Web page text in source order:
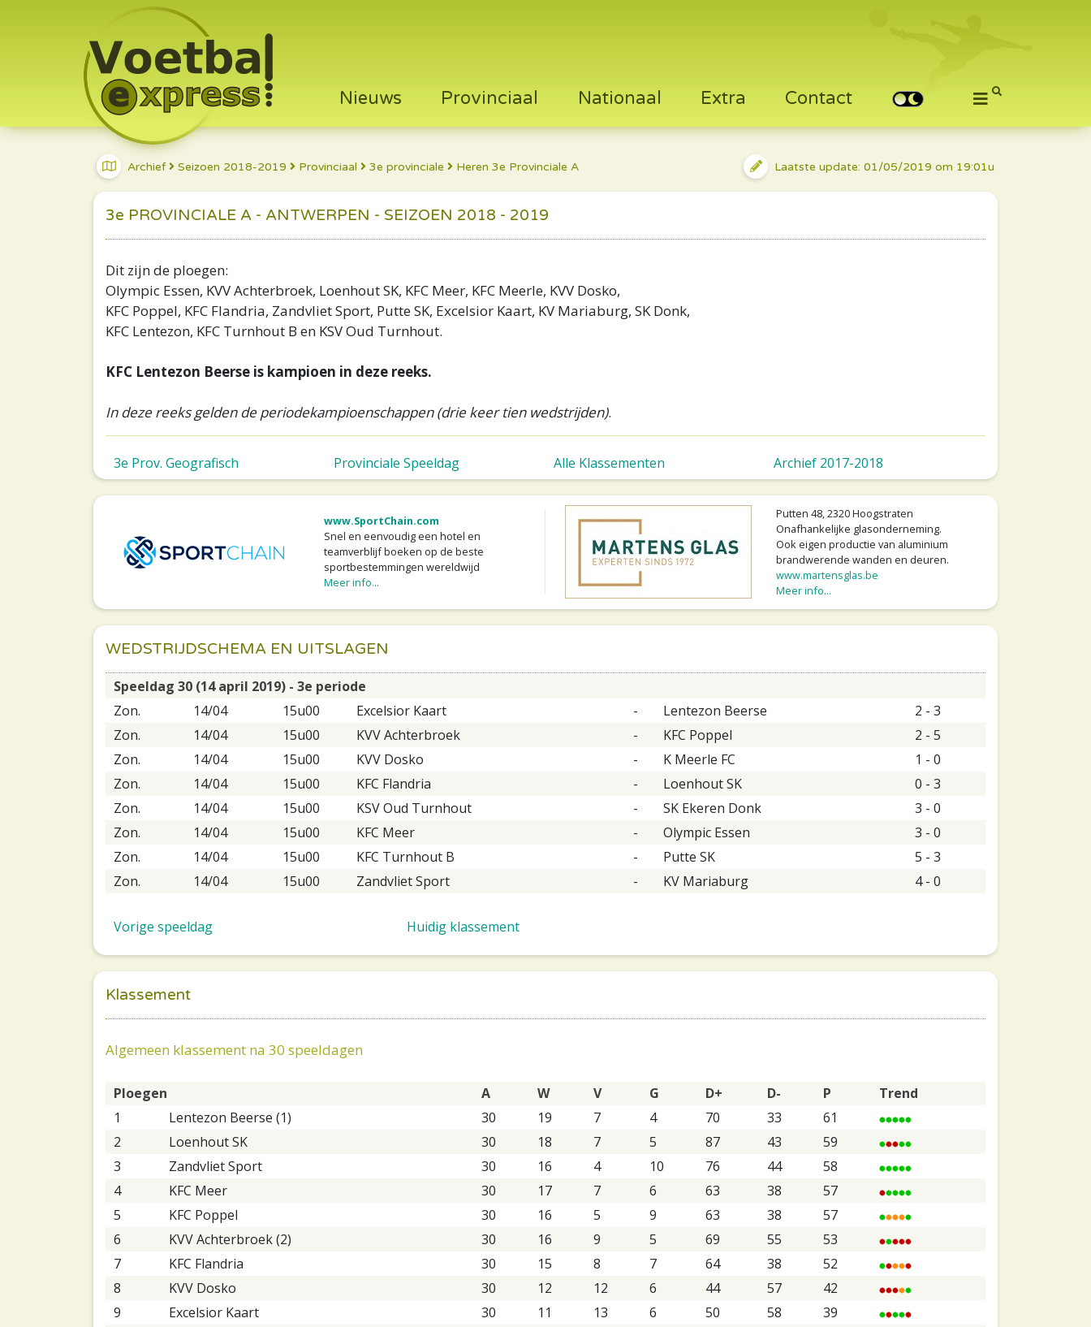
Nieuws Provinciaal Nationaal Extra Contact
Archief Seizoen 2018-2019 Provinciaal 3e provinciale Heren 3e Provinciale A Laatste update: 01/05/2019 om 19:01u
3e PROVINCIALE A - ANTWERPEN - SEIZOEN 2018 - 2019
Dit zijn de ploegen:
Olympic Essen, KVV Achterbroek, Loenhout SK, KFC Meer, KFC Meerle, KVV Dosko,
KFC Poppel, KFC Flandria, Zandvliet Sport, Putte SK, Excelsior Kaart, KV Mariaburg, SK Donk,
KFC Lentezon, KFC Turnhout B en KSV Oud Turnhout.
KFC Lentezon Beerse is kampioen in deze reeks.
In deze reeks gelden de periodekampioenschappen (drie keer tien wedstrijden).
3e Prov. Geografisch Provinciale Speeldag Alle Klassementen Archief 2017-2018
www.SportChain.com
Snel en eenvoudig een hotel en
teamverblijf boeken op de beste
sportbestemmingen wereldwijd
Meer info...
Putten 48, 2320 Hoogstraten
Onafhankelijke glasonderneming.
Ook eigen productie van aluminium
brandwerende wanden en deuren.
www.martensglas.be
Meer info...
WEDSTRIJDSCHEMA EN UITSLAGEN
Speeldag 30 (14 april 2019) - 3e periode
Zon.
14/04 15u00 Excelsior Kaart - Lentezon Beerse
2 - 3
Zon.
14/04 15u00 KVV Achterbroek - KFC Poppel
2 - 5
Zon.
14/04 15u00 KVV Dosko - K Meerle FC
1 - 0
Zon.
14/04 15u00 KFC Flandria - Loenhout SK
0 - 3
Zon.
14/04 15u00 KSV Oud Turnhout - SK Ekeren Donk
3 - 0
Zon.
14/04 15u00 KFC Meer - Olympic Essen
3 - 0
Zon.
14/04 15u00 KFC Turnhout B - Putte SK
5 - 3
Zon.
14/04 15u00 Zandvliet Sport - KV Mariaburg 4 - 0
Vorige speeldag Huidig klassement
Klassement
Algemeen klassement na 30 speeldagen
Ploegen A W V G D+ D- P
Trend
1
Lentezon Beerse (1) 30 19 7 4 70 33
61
2
Loenhout SK 30 18 7 5 87 43
59
3
Zandvliet Sport 30 16 4 10 76 44
58
4
KFC Meer 30 17 7 6 63 38
57
5
KFC Poppel 30 16 5 9 63 38
57
6
KVV Achterbroek (2) 30 16 9 5 69 55
53
7
KFC Flandria 30 15 8 7 64 38
52
8
KVV Dosko 30 12 12 6 44 57
42
9
Excelsior Kaart 30 11 13 6 50 58
39